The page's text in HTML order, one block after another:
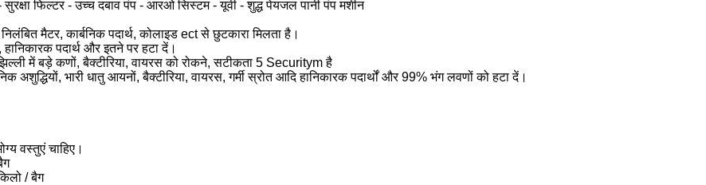
सुरक्षा फिल्टर - उच्च दबाव पंप - आरओ सिस्टम - यूवी - शुद्ध पेयजल पानी पंप मशीन
मैटर, कार्बनिक पदार्थ, कोलाइड ect से छुटकारा मिलता है।
पदार्थ और इतने पर हटा दें।
में बड़े कणों, बैक्टीरिया, वायरस को रोकने, सटीकता 5 Securitym है
भारी धातु आयनों, बैक्टीरिया, वायरस, गर्मी स्रोत आदि हानिकारक पदार्थों और 99% भंग लवणों को हटा दें।
वस्तुएं चाहिए।
/ बैग